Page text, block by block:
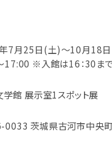
7月25日(土)～10月18
17:00 ※入館は16：30まで
館 展示室1スポット展
0033 茨城県古河市中央